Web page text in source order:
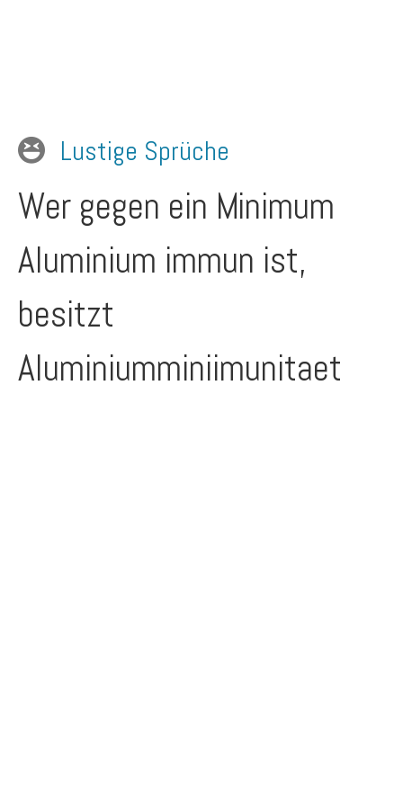
Lustige Sprüche
Wer gegen ein Minimum
Aluminium immun ist,
besitzt
Aluminiumminiimunitaet